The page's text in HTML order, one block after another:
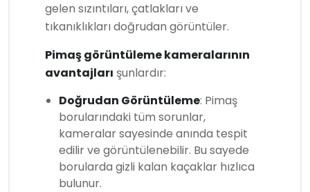
gelen sızıntıları, çatlakları ve
tıkanıklıkları doğrudan görüntüler.
Pimaş görüntüleme kameralarının
avantajları şunlardır:
Doğrudan Görüntüleme: Pimaş
borularındaki tüm sorunlar,
kameralar sayesinde anında tespit
edilir ve görüntülenebilir. Bu sayede
borularda gizli kalan kaçaklar hızlıca
bulunur.